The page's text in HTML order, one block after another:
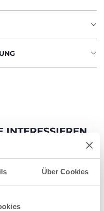
Über Cookies
INTERESSIEREN